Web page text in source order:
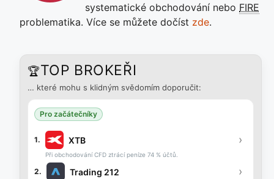
systematické obchodování nebo FIRE
problematika. Více se můžete dočíst zde.
🏆TOP BROKEŘI
… které mohu s klidným svědomím doporučit:
Pro začátečníky
1. XTB ›
Při obchodování CFD ztrácí peníze 74 % účtů.
2. Trading 212 ›